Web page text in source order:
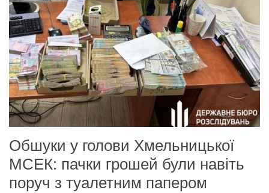
Обшуки у голови Хмельницької
МСЕК: пачки грошей були навіть
поруч з туалетним папером